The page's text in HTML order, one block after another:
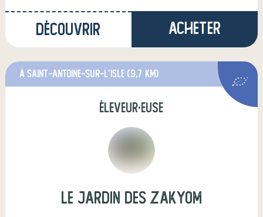
Découvrir Acheter
à Saint-Antoine-sur-l'Isle (9,7 km)
éleveur·euse
Le Jardin des ZakYom